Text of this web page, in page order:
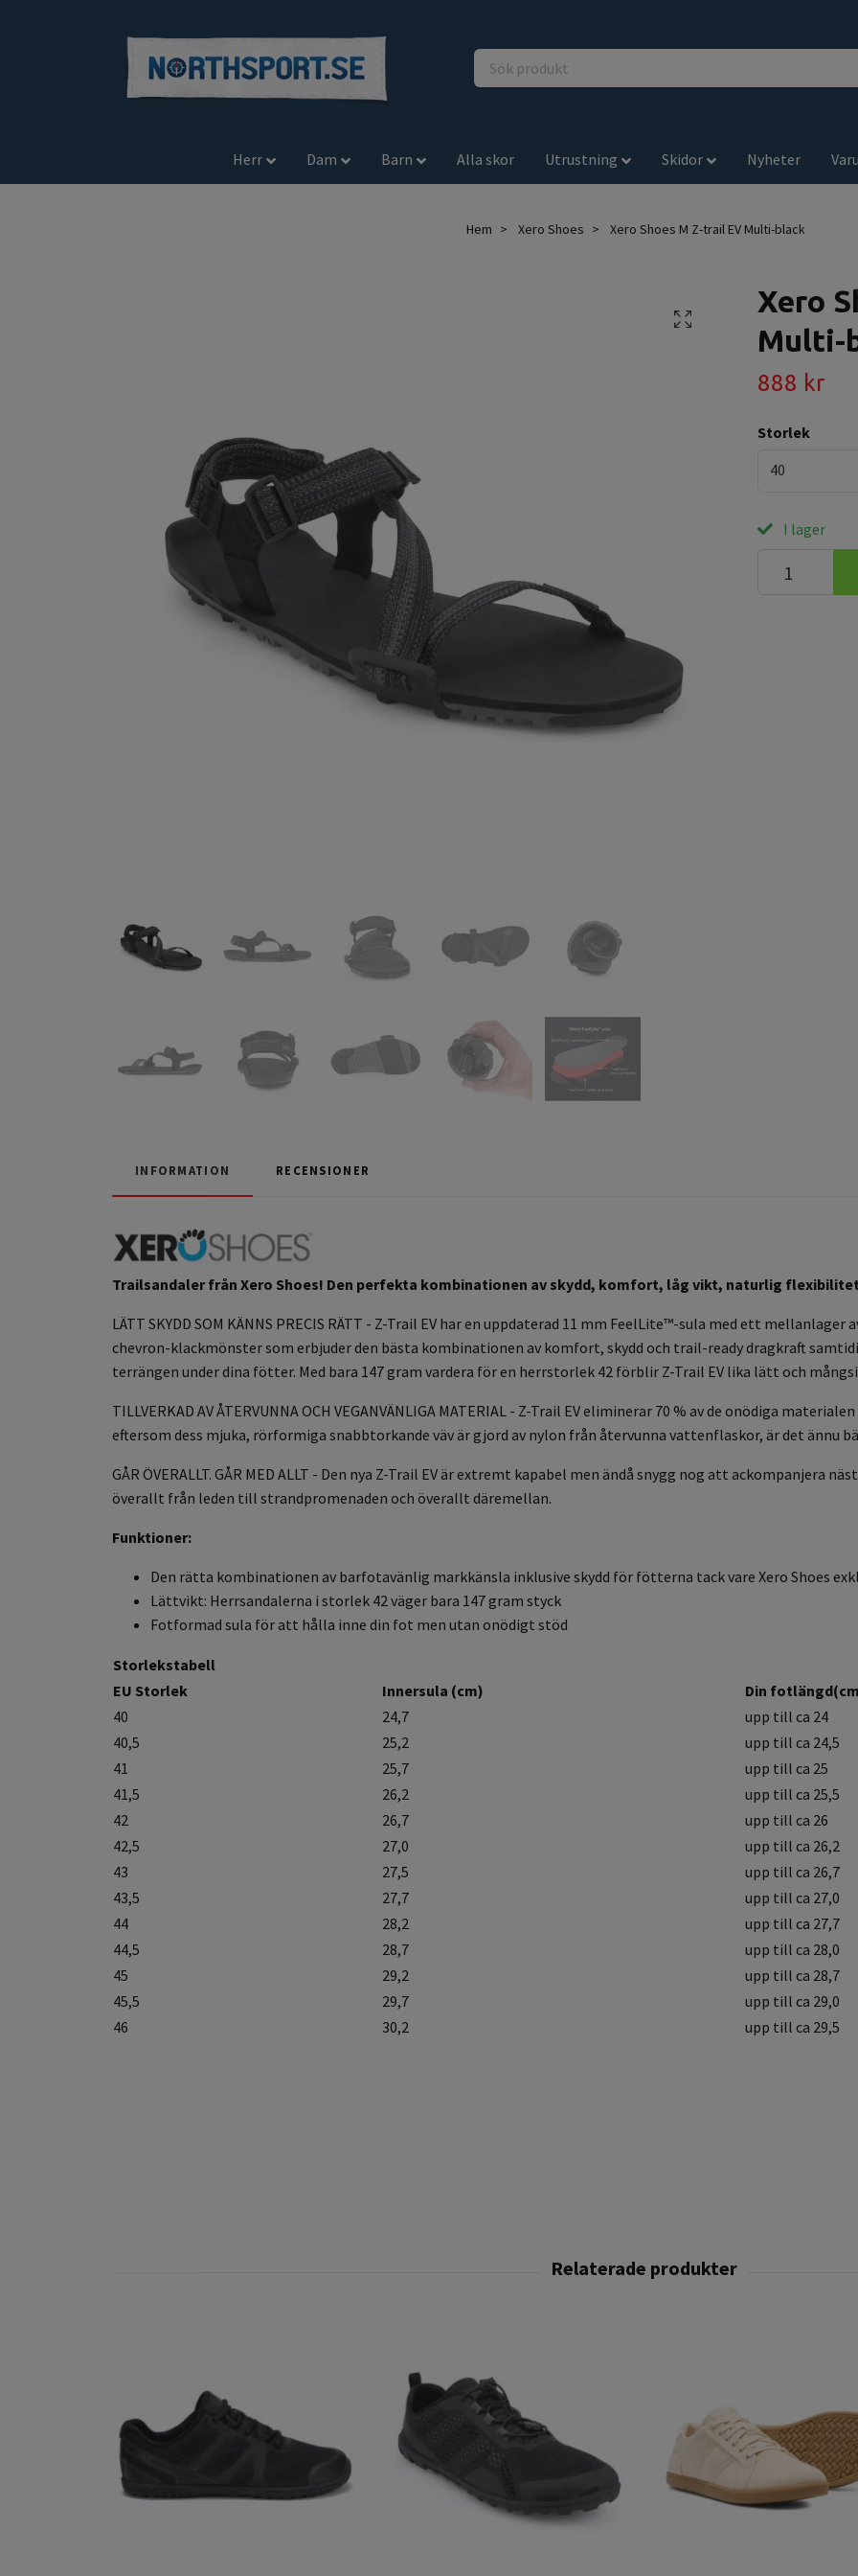
Herr Dam Barn Alla skor Utrustning Skidor Nyheter
Hem Xero Shoes Xero Shoes M Z-trail EV Multi-black
Xero
Multi-
888 kr
Storlek
40
I lager
INFORMATION RECENSIONER
Trailsandaler från Xero Shoes! Den perfekta kombinationen av skydd, komfort, låg vikt, naturlig
LÄTT SKYDD SOM KÄNNS PRECIS RÄTT - Z-Trail EV har en uppdaterad 11 mm FeelLite™-sula med ett
chevron-klackmönster som erbjuder den bästa kombinationen av komfort, skydd och trail-ready dragkraft
terrängen under dina fötter. Med bara 147 gram vardera för en herrstorlek 42 förblir Z-Trail EV lika lätt och
TILLVERKAD AVÅTERVUNNA OCH VEGANVÄNLIGA MATERIAL - Z-Trail EV eliminerar 70 % av de onödiga
eftersom dess mjuka, rörformiga snabbtorkande väv är gjord av nylon från återvunna vattenflaskor, är det ännu
GÅR ÖVERALLT. GÅR MED ALLT - Den nya Z-Trail EV är extremt kapabel men ändå snygg nog att ackompanjera
överallt från leden till strandpromenaden och överallt däremellan.
Funktioner:
Den rätta kombinationen av barfotavänlig markkänsla inklusive skydd för fötterna tack vare Xero Shoes
Lättvikt: Herrsandalerna i storlek 42 väger bara 147 gram styck
Fotformad sula för att hålla inne din fot men utan onödigt stöd
Storlekstabell
EU Storlek
Innersula (cm)
Din
40
24,7
upp till ca 24
40,5
25,2
upp till ca 24,5
41
25,7
upp till ca 25
41,5
26,2
upp till ca 25,5
42
26,7
upp till ca 26
42,5
27,0
upp till ca 26,2
43
27,5
upp till ca 26,7
43,5
27,7
upp till ca 27,0
44
28,2
upp till ca 27,7
44,5
28,7
upp till ca 28,0
45
29,2
upp till ca 28,7
45,5
29,7
upp till ca 29,0
46
30,2 upp till ca 29,5